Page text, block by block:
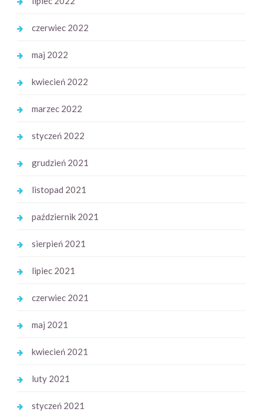
czerwiec 2022
maj 2022
kwiecień 2022
marzec 2022
styczeń 2022
grudzień 2021
listopad 2021
październik 2021
sierpień 2021
lipiec 2021
czerwiec 2021
maj 2021
kwiecień 2021
luty 2021
styczeń 2021